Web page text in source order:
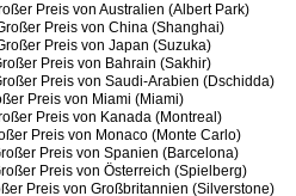
Preis von Australien (Albert Park)
Preis von China (Shanghai)
Preis von Japan (Suzuka)
Preis von Bahrain (Sakhir)
Preis von Saudi-Arabien (Dschidda)
Preis von Miami (Miami)
Preis von Kanada (Montreal)
Preis von Monaco (Monte Carlo)
Preis von Spanien (Barcelona)
Preis von Österreich (Spielberg)
Preis von Großbritannien (Silverstone)